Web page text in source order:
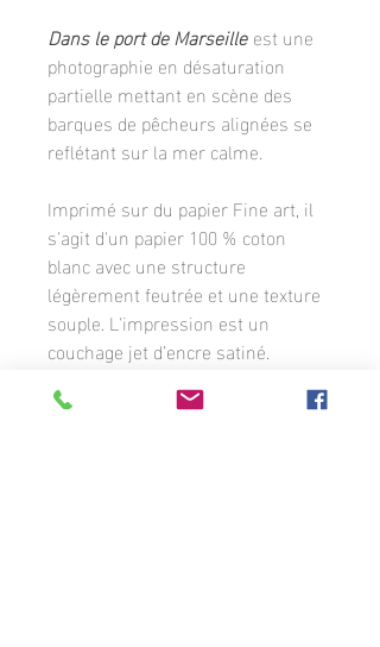
Dans le port de Marseille est une
photographie en désaturation
partielle mettant en scène des
barques de pêcheurs alignées se
reflétant sur la mer calme.
Imprimé sur du papier Fine art, il
s'agit d'un papier 100 % coton
blanc avec une structure
légèrement feutrée et une texture
souple. L'impression est un
couchage jet d’encre satiné.
blanche où apparaît la signature du